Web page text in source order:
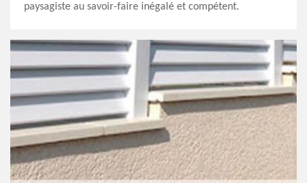
paysagiste au savoir-faire inégalé et compétent.